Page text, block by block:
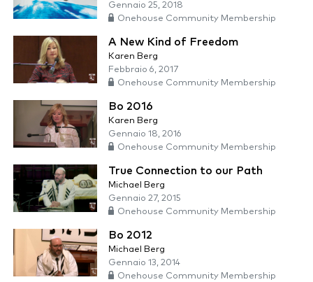
Gennaio 25, 2018
Onehouse Community Membership
A New Kind of Freedom
Karen Berg
Febbraio 6, 2017
Onehouse Community Membership
Bo 2016
Karen Berg
Gennaio 18, 2016
Onehouse Community Membership
True Connection to our Path
Michael Berg
Gennaio 27, 2015
Onehouse Community Membership
Bo 2012
Michael Berg
Gennaio 13, 2014
Onehouse Community Membership